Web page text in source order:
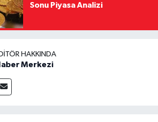
Sonu Piyasa Analizi
HAKKINDA
Merkezi